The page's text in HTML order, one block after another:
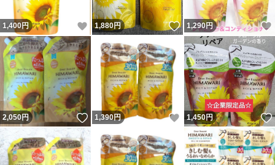
1,400円 いいね！
1,880円 いいね！
1,290円
2,050円 いいね！
1,390円 いいね！
1,450円